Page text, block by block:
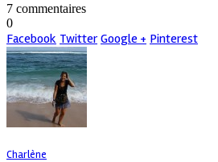
7 commentaires
0
Facebook Twitter Google + Pinterest
Charlène